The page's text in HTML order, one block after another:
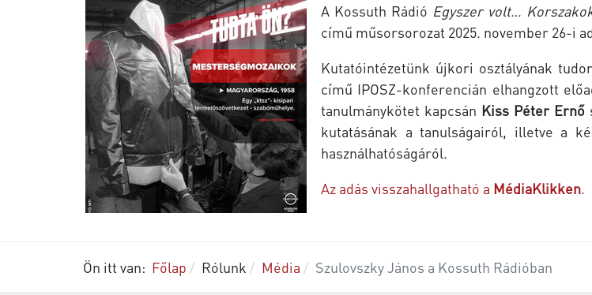
A Kossuth Rádió Egyszer volt…
című műsorsorozat 2025. november 26-i
Kutatóintézetünk újkori osztályának
című IPOSZ-konferencián elhangzott
tanulmánykötet kapcsán Kiss Péter Ernő
kutatásának a tanulságairól, illetve a
használhatóságáról.
Az adás visszahallgatható a MédiaKlikken.
Ön itt van: Főlap Rólunk Média Szulovszky János a Kossuth Rádióban